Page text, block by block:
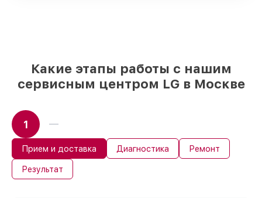
Какие этапы работы с нашим
сервисным центром LG в Москве
1
Прием и доставка Диагностика Ремонт
Результат